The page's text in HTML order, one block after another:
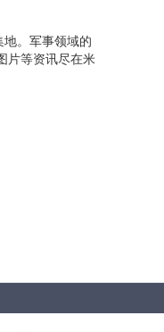
地。军事领域的
片等资讯尽在米